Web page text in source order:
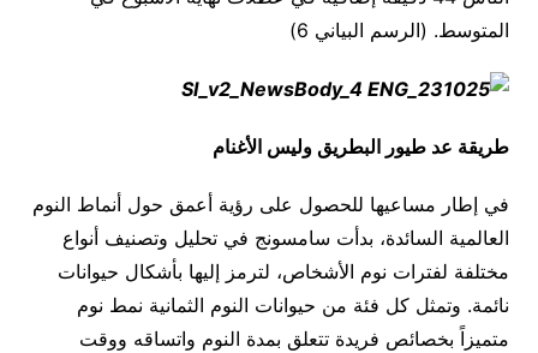
المتوسط. (الرسم البياني 6)
طريقة عد طيور البطريق وليس الأغنام
في إطار مساعيها للحصول على رؤية أعمق حول أنماط النوم
العالمية السائدة، بدأت سامسونج في تحليل وتصنيف أنواع
مختلفة لفترات نوم الأشخاص، لترمز إليها بأشكال حيوانات
نائمة. وتمثل كل فئة من حيوانات النوم الثمانية نمط نوم
متميزاً بخصائص فريدة تتعلق بمدة النوم واتساقه ووقت